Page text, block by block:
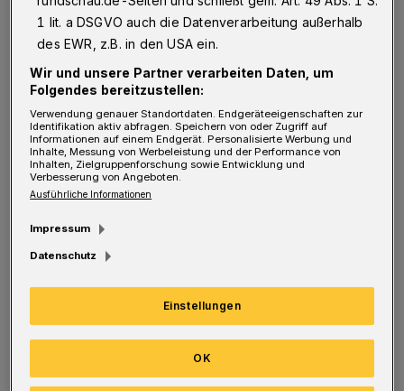
erhöhen, Förderprogramme für weiblichen
Führungskräftenachwuchs in Form von
Trainee- und Mentoring-Programmen zu
schaffen, die Frauen gezielt für eine Karriere
innerhalb der städtischen
Tochterunternehmen sowie auf
Führungspositionen vorbereiten. Zudem soll
Fortschritt der Frauenförderung in den
einzelnen städtischen Tochtergesellschaften
berichtet werden. Mit diesen Maßnahme hoffe
man, die "Sonntagsreden" von SPD und CDU
in die Tat umsetzen zu können, so Anja
1 lit. a DSGVO auch die Datenverarbeitung außerhalb
des EWR, z.B. in den USA ein.
Wir und unsere Partner verarbeiten Daten, um
Folgendes bereitzustellen:
Verwendung genauer Standortdaten. Endgeräteeigenschaften zur
Identifikation aktiv abfragen. Speichern von oder Zugriff auf
Informationen auf einem Endgerät. Personalisierte Werbung und
Inhalte, Messung von Werbeleistung und der Performance von
Inhalten, Zielgruppenforschung sowie Entwicklung und
Verbesserung von Angeboten.
Ausführliche Informationen
Impressum
Datenschutz
Einstellungen
OK